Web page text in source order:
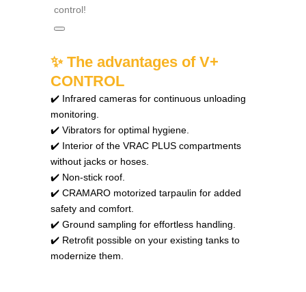
control!
✨ The advantages of V+
CONTROL
✔️ Infrared cameras for continuous unloading
monitoring.
✔️ Vibrators for optimal hygiene.
✔️ Interior of the VRAC PLUS compartments
without jacks or hoses.
✔️ Non-stick roof.
✔️ CRAMARO motorized tarpaulin for added
safety and comfort.
✔️ Ground sampling for effortless handling.
✔️ Retrofit possible on your existing tanks to
modernize them.